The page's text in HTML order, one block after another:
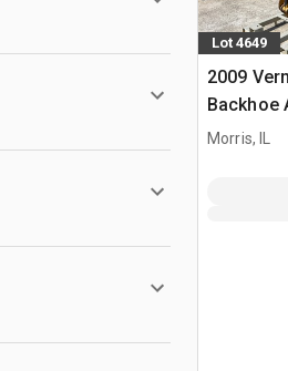
Lot 4649
2009
Backhoe
Vermeer
Morris, IL